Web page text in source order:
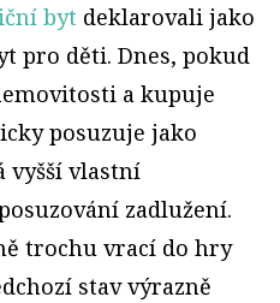
byt deklarovali jako
pro děti. Dnes, pokud
a kupuje
posuzuje jako
vyšší vlastní
zadlužení.
trochu vrací do hry
stav výrazně